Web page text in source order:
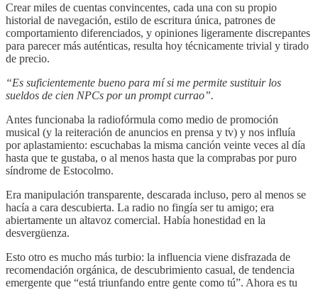
Crear miles de cuentas convincentes, cada una con su propio
historial de navegación, estilo de escritura única, patrones de
comportamiento diferenciados, y opiniones ligeramente discrepantes
para parecer más auténticas, resulta hoy técnicamente trivial y tirado
de precio.
“Es suficientemente bueno para mí si me permite sustituir los
sueldos de cien NPCs por un prompt currao”.
Antes funcionaba la radiofórmula como medio de promoción
musical (y la reiteración de anuncios en prensa y tv) y nos influía
por aplastamiento: escuchabas la misma canción veinte veces al día
hasta que te gustaba, o al menos hasta que la comprabas por puro
síndrome de Estocolmo.
Era manipulación transparente, descarada incluso, pero al menos se
hacía a cara descubierta. La radio no fingía ser tu amigo; era
abiertamente un altavoz comercial. Había honestidad en la
desvergüenza.
Esto otro es mucho más turbio: la influencia viene disfrazada de
recomendación orgánica, de descubrimiento casual, de tendencia
emergente que “está triunfando entre gente como tú”. Ahora es tu